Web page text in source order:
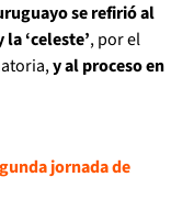
se refirió al
‘celeste’, por el
y al proceso en
jornada de